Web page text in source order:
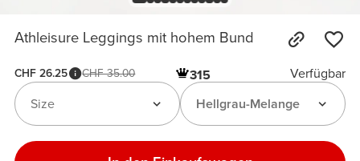
Athleisure Leggings mit hohem Bund
CHF 26.25 CHF 35.00 315
Verfügbar
Hellgrau-Melange
Size